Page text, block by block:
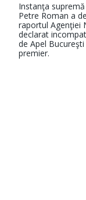
Instanţa
Petre Roman a
raportul Agenţiei
declarat
de Apel
premier.